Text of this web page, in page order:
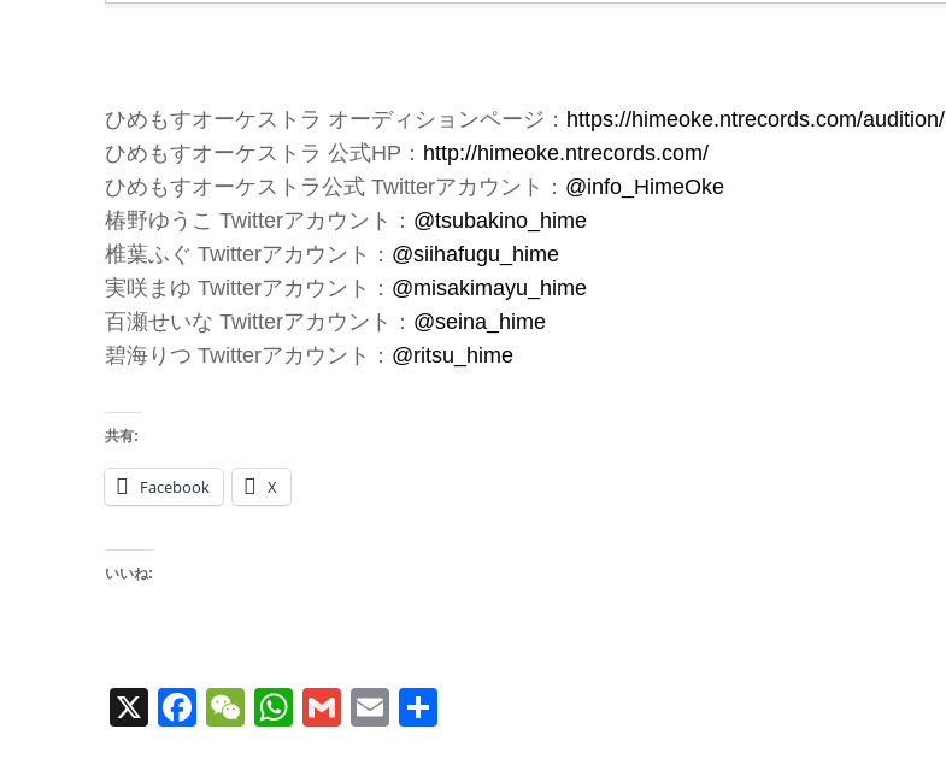
ひめもすオーケストラ オーディションページ： https://himeoke.ntrecords.com/audition/
ひめもすオーケストラ 公式HP： http://himeoke.ntrecords.com/
ひめもすオーケストラ公式 Twitterアカウント： @info_HimeOke
椿野ゆうこ Twitterアカウント： @tsubakino_hime
椎葉ふぐ Twitterアカウント： @siihafugu_hime
実咲まゆ Twitterアカウント： @misakimayu_hime
百瀬せいな Twitterアカウント： @seina_hime
碧海りつ Twitterアカウント： @ritsu_hime
共有:
Facebook X
いいね:
X Facebook
WeChat
WhatsApp
GmailEmail